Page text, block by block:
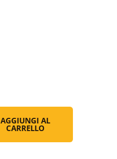
AGGIUNGI AL
CARRELLO